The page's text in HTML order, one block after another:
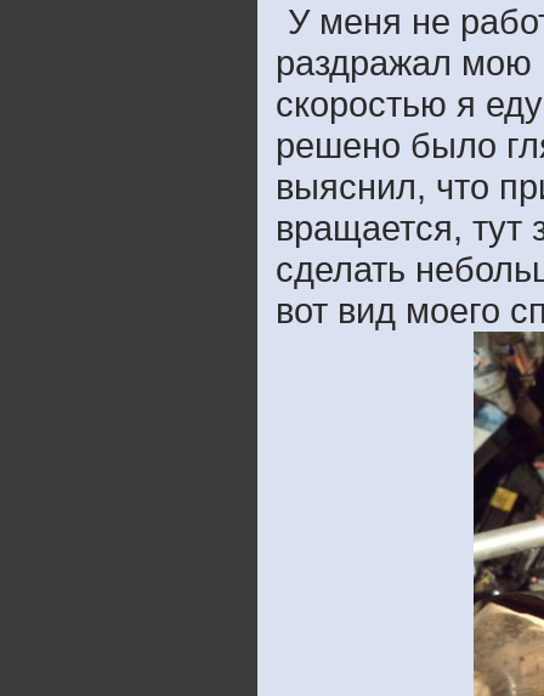
У меня не
раздражал мою
скоростью я
решено было
выяснил, что
вращается, тут
сделать
вот вид моего